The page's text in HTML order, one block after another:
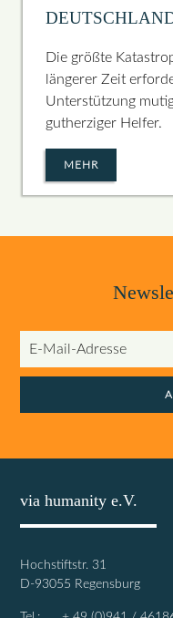
Die größte
längerer Zeit
Unterstützung
gutherziger Helfer.
MEHR
E-
Mail-
via humanity e.V.
Hochstiftstr. 31
D-93055 Regensburg